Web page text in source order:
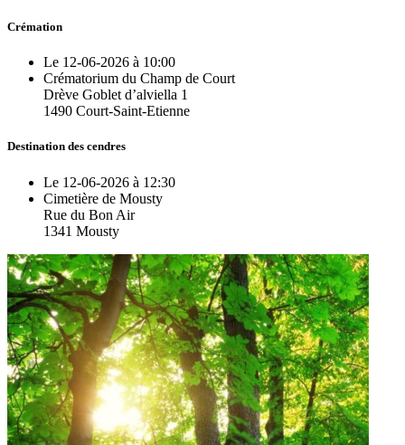
Crémation
Le 12-06-2026 à 10:00
Crématorium du Champ de Court
Drève Goblet d’alviella 1
1490 Court-Saint-Etienne
Destination des cendres
Le 12-06-2026 à 12:30
Cimetière de Mousty
Rue du Bon Air
1341 Mousty